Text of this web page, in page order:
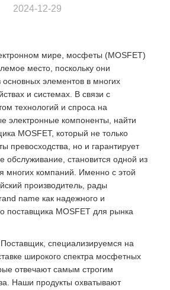
2024-12-29
мире, мосфеты (MOSFET)
место, поскольку они
элементов в многих
и системах. В связи с
технологий и спроса на
электронные компоненты, найти
MOSFET, который не только
превосходства, но и гарантирует
обслуживание, становится одной из
многих компаний. Именно с этой
производитель, рады
name как надежного и
поставщика MOSFET для рынка
специализируемся на
широкого спектра мосфетных
отвечают самым строгим
Наши продукты охватывают